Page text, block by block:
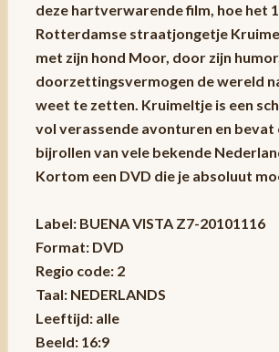
deze hartverwarende film, hoe het
Rotterdamse straatjongetje
met zijn hond Moor, door zijn
doorzettingsvermogen de wereld
weet te zetten. Kruimeltje is een
vol verassende avonturen en
bijrollen van vele bekende
Kortom een DVD die je absoluut
Label: BUENA VISTA Z7-20101116
Format: DVD
Regio code: 2
Taal: NEDERLANDS
Leeftijd: alle
Beeld: 16:9